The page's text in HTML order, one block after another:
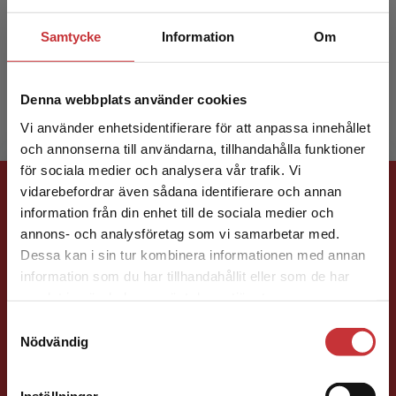
Samtycke Information Om
Denna webbplats använder cookies
Vi använder enhetsidentifierare för att anpassa innehållet
och annonserna till användarna, tillhandahålla funktioner
för sociala medier och analysera vår trafik. Vi
vidarebefordrar även sådana identifierare och annan
information från din enhet till de sociala medier och
annons- och analysföretag som vi samarbetar med.
Dessa kan i sin tur kombinera informationen med annan
information som du har tillhandahållit eller som de har
Nödvändig
Begränsad fraktregion
Det verkar som att du besöker
studentlitteratur.se via en enhet utanför Sverige.
Vi erbjuder inte leveranser utanför Sverige. För
att kunna slutföra ett köp måste
Förlagskontakt
Läromedel och